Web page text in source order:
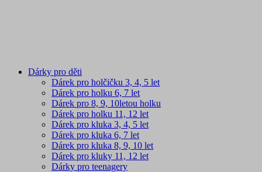
Dárky pro děti
Dárek pro holčičku 3, 4, 5 let
Dárek pro holku 6, 7 let
Dárek pro 8, 9, 10letou holku
Dárek pro holku 11, 12 let
Dárek pro kluka 3, 4, 5 let
Dárek pro kluka 6, 7 let
Dárek pro kluka 8, 9, 10 let
Dárek pro kluky 11, 12 let
Dárky pro teenagery